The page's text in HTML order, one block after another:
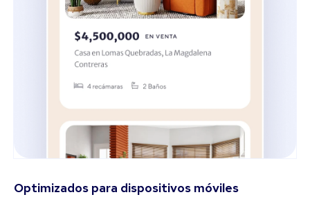
Optimizados para dispositivos móviles